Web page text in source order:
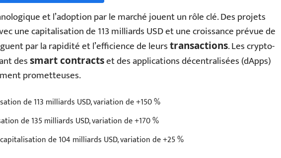
et l’adoption par le marché jouent un rôle clé. Des projets
une capitalisation de 113 milliards USD et une croissance prévue de
par la rapidité et l’efficience de leurstransactions. Les crypto-
dessmart contractset des applications décentralisées (dApps)
prometteuses.
de 113 milliards USD, variation de +150 %
de 135 milliards USD, variation de +170 %
de 104 milliards USD, variation de +25 %